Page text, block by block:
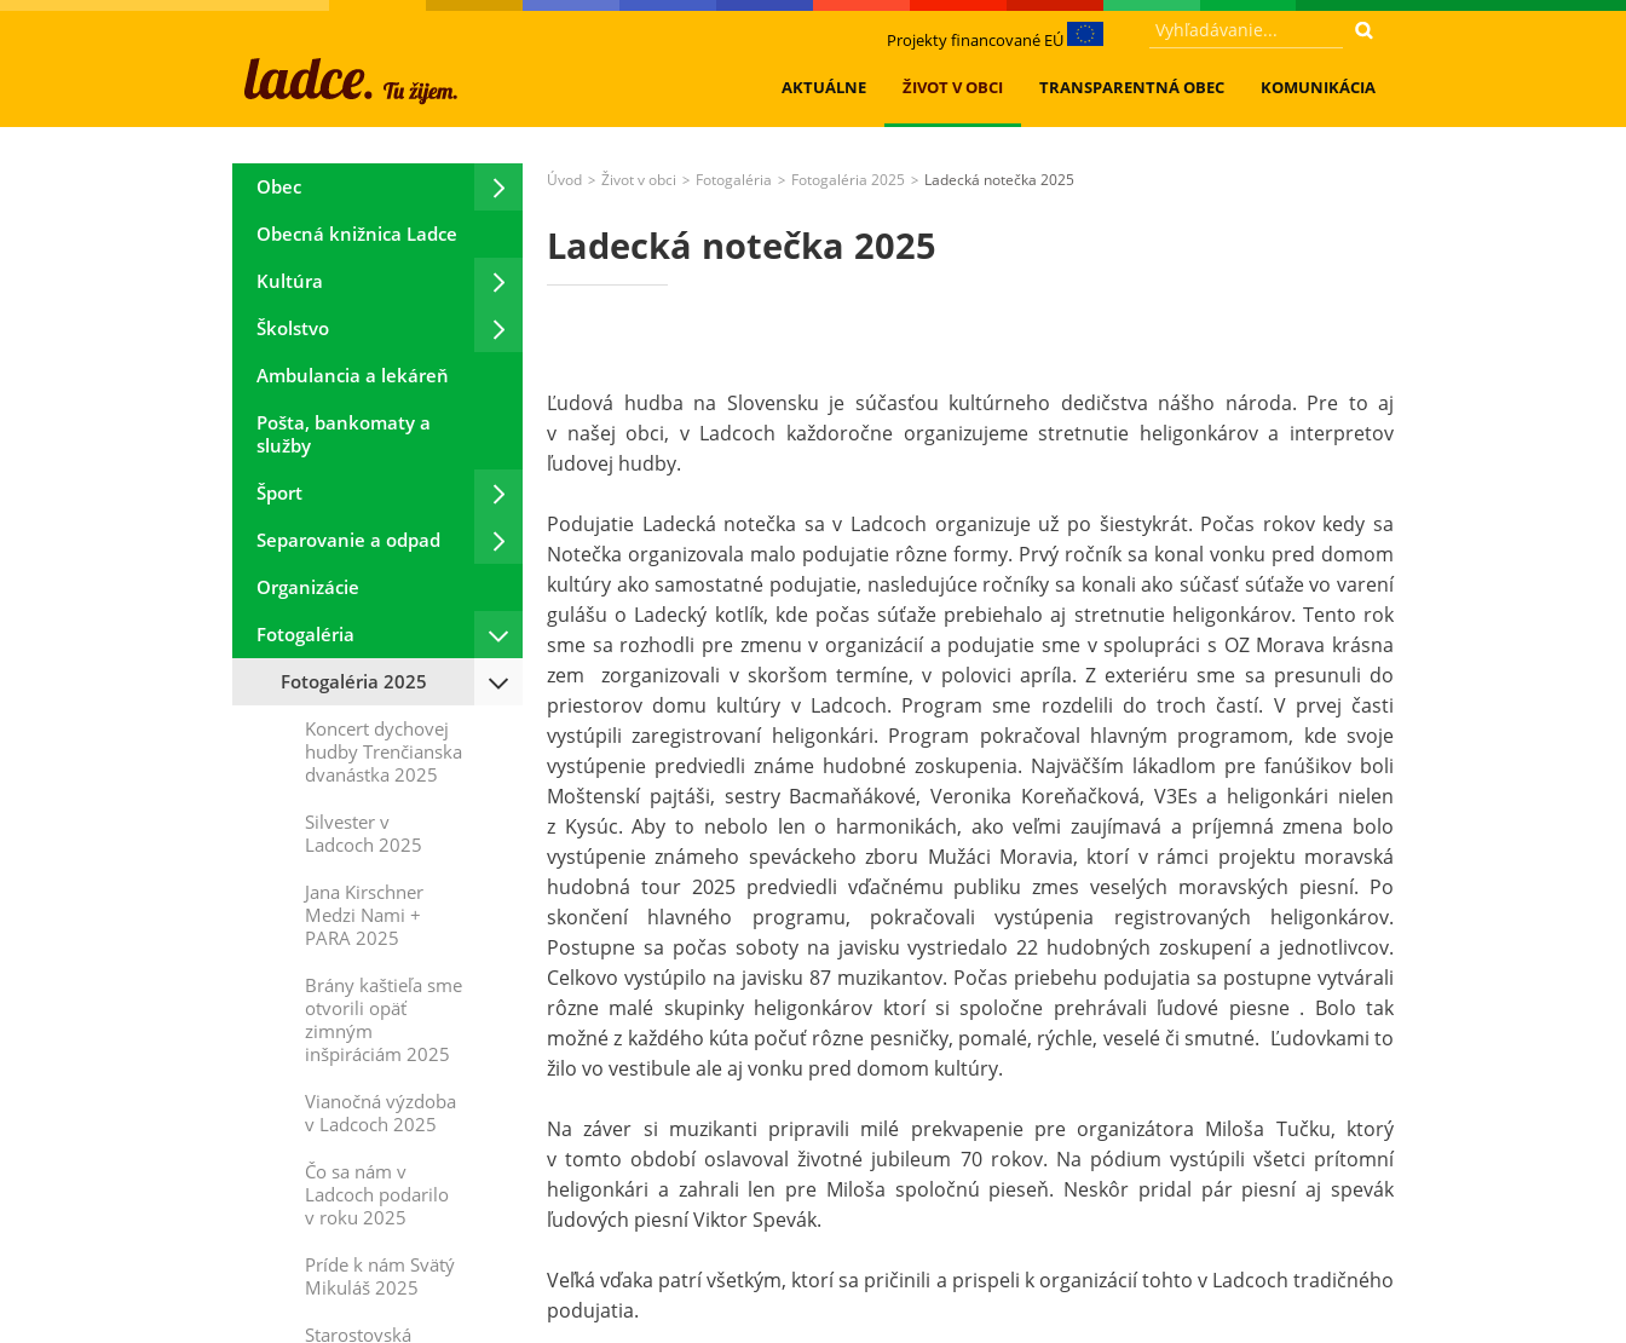
Projekty financované EÚ
AKTUÁLNE ŽIVOT V OBCI TRANSPARENTNÁ OBEC KOMUNIKÁCIA
Obec
Obecná knižnica Ladce
Kultúra
Školstvo
Ambulancia a lekáreň
Pošta, bankomaty a
služby
Šport
Separovanie a odpad
Organizácie
Fotogaléria
Fotogaléria 2025
Koncert dychovej
hudby Trenčianska
dvanástka 2025
Silvester v
Ladcoch 2025
Jana Kirschner
Medzi Nami +
PARA 2025
Brány kaštieľa sme
otvorili opäť
zimným
inšpiráciám 2025
Vianočná výzdoba
v Ladcoch 2025
Čo sa nám v
Ladcoch podarilo
v roku 2025
Príde k nám Svätý
Mikuláš 2025
Starostovská
Úvod > Život v obci > Fotogaléria > Fotogaléria 2025 > Ladecká notečka 2025
Ladecká notečka 2025
Ľudová hudba na Slovensku je súčasťou kultúrneho dedičstva nášho národa. Pre to aj
v našej obci, v Ladcoch každoročne organizujeme stretnutie heligonkárov a interpretov
ľudovej hudby.
Podujatie Ladecká notečka sa v Ladcoch organizuje už po šiestykrát. Počas rokov kedy sa
Notečka organizovala malo podujatie rôzne formy. Prvý ročník sa konal vonku pred domom
kultúry ako samostatné podujatie, nasledujúce ročníky sa konali ako súčasť súťaže vo varení
gulášu o Ladecký kotlík, kde počas súťaže prebiehalo aj stretnutie heligonkárov. Tento rok
sme sa rozhodli pre zmenu v organizácií a podujatie sme v spolupráci s OZ Morava krásna
zem zorganizovali v skoršom termíne, v polovici apríla. Z exteriéru sme sa presunuli do
priestorov domu kultúry v Ladcoch. Program sme rozdelili do troch častí. V prvej časti
vystúpili zaregistrovaní heligonkári. Program pokračoval hlavným programom, kde svoje
vystúpenie predviedli známe hudobné zoskupenia. Najväčším lákadlom pre fanúšikov boli
Moštenskí pajtáši, sestry Bacmaňákové, Veronika Koreňačková, V3Es a heligonkári nielen
z Kysúc. Aby to nebolo len o harmonikách, ako veľmi zaujímavá a príjemná zmena bolo
vystúpenie známeho speváckeho zboru Mužáci Moravia, ktorí v rámci projektu moravská
hudobná tour 2025 predviedli vďačnému publiku zmes veselých moravských piesní. Po
skončení hlavného programu, pokračovali vystúpenia registrovaných heligonkárov.
Postupne sa počas soboty na javisku vystriedalo 22 hudobných zoskupení a jednotlivcov.
Celkovo vystúpilo na javisku 87 muzikantov. Počas priebehu podujatia sa postupne vytvárali
rôzne malé skupinky heligonkárov ktorí si spoločne prehrávali ľudové piesne . Bolo tak
možné z každého kúta počuť rôzne pesničky, pomalé, rýchle, veselé či smutné. Ľudovkami to
žilo vo vestibule ale aj vonku pred domom kultúry.
Na záver si muzikanti pripravili milé prekvapenie pre organizátora Miloša Tučku, ktorý
v tomto období oslavoval životné jubileum 70 rokov. Na pódium vystúpili všetci prítomní
heligonkári a zahrali len pre Miloša spoločnú pieseň. Neskôr pridal pár piesní aj spevák
ľudových piesní Viktor Spevák.
Veľká vďaka patrí všetkým, ktorí sa pričinili a prispeli k organizácií tohto v Ladcoch tradičného
podujatia.